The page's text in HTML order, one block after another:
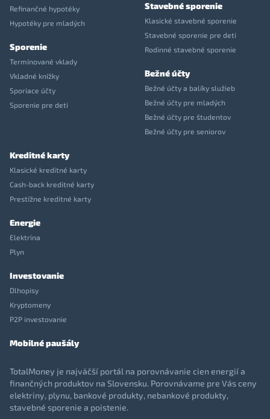
Refinančné hypotéky
Hypotéky pre mladých
Sporenie
Termínované vklady
Vkladné knížky
Sporiace účty
Sporenie pre deti
Stavebné sporenie
Klasické stavebné sporenie
Stavebné sporenie pre deti
Rodinné stavebné sporenie
Bežné účty
Bežné účty a balíky služieb
Bežné účty pre mladých
Bežné účty pre študentov
Bežné účty pre seniorov
Kreditné karty
Klasické kreditné karty
Cash-back kreditné karty
Prestížne kreditné karty
Energie
Elektrina
Plyn
Investovanie
Dlhopisy
Kryptomeny
P2P investovanie
Mobilné paušály
TotalMoney je najväčší portál na porovnávanie cien energií a
finančných produktov na Slovensku. Porovnávame pre Vás ceny
elektriny, plynu, bankové produkty, nebankové produkty,
stavebné sporenie a poistenie.